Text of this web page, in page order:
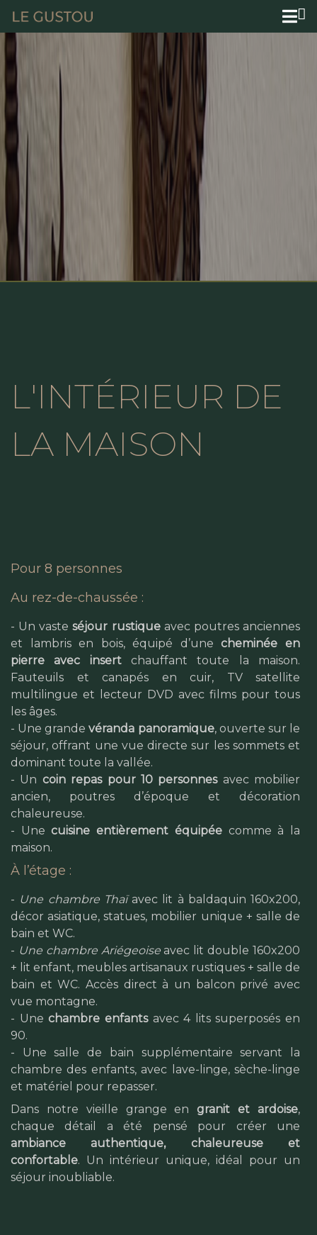
L'INTÉRIEUR DE
LA MAISON
Pour 8 personnes
Au rez-de-chaussée :
- Un vasteséjour rustiqueavec poutres anciennes
et lambris en bois, équipé d’une cheminée en
pierre avec insertchauffant toute la maison.
Fauteuils et canapés en cuir, TV satellite
multilingue et lecteur DVD avec films pour tous
les âges.
- Une grandevéranda panoramique, ouverte sur le
séjour, offrant une vue directe sur les sommets et
dominant toute la vallée.
- Un coin repas pour 10 personnesavec mobilier
ancien, poutres d’époque et décoration
chaleureuse.
- Une cuisine entièrement équipéecomme à la
maison.
À l’étage :
- Une chambre Thaïavec lit à baldaquin 160x200,
décor asiatique, statues, mobilier unique + salle de
bain et WC.
- Une chambre Ariégeoiseavec lit double 160x200
+ lit enfant, meubles artisanaux rustiques + salle de
bain et WC. Accès direct à un balcon privé avec
vue montagne.
- Une chambre enfantsavec 4 lits superposés en
90.
- Une salle de bain supplémentaire servant la
chambre des enfants, avec lave-linge, sèche-linge
et matériel pour repasser.
Dans notre vieille grange en granit et ardoise,
chaque détail a été pensé pour créer une
ambiance authentique, chaleureuse et
confortable. Un intérieur unique, idéal pour un
séjour inoubliable.